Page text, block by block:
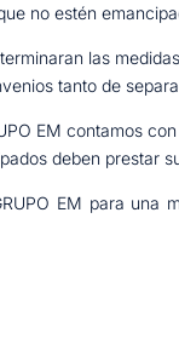
no estén
las
tanto de
EM contamos
deben prestar
EM para